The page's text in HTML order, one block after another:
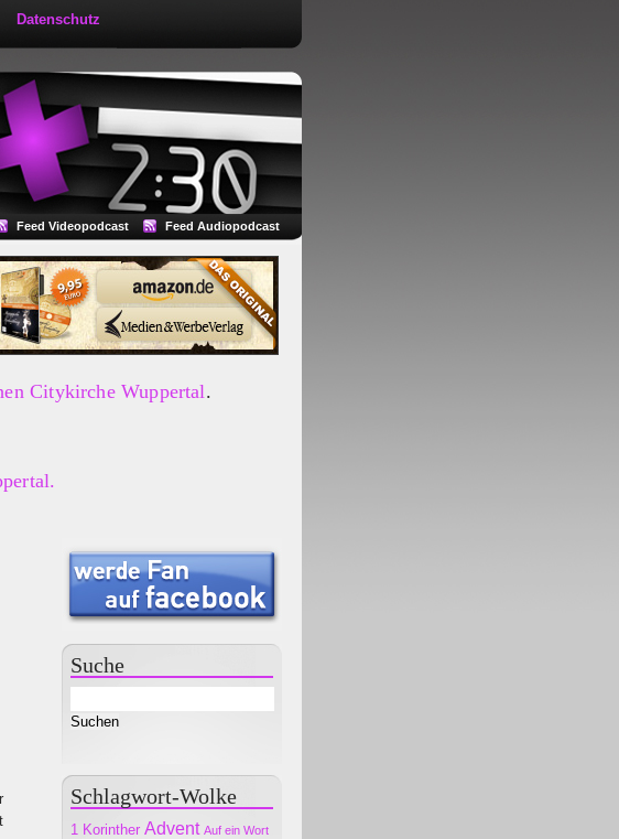
Datenschutz
Feed Videopodcast Feed Audiopodcast
Citykirche Wuppertal.
Suche
Schlagwort-Wolke
1 Korinther Advent Auf ein Wort